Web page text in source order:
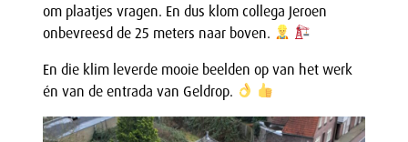
om plaatjes vragen. En dus klom collega Jeroen
onbevreesd de 25 meters naar boven.
En die klim leverde mooie beelden op van het werk
én van de entrada van Geldrop.